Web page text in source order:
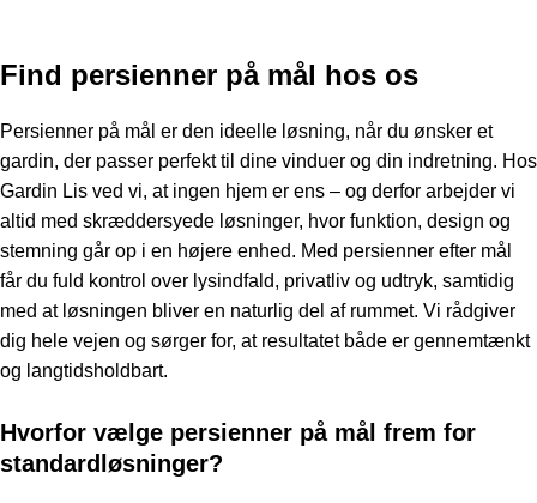
Find persienner på mål hos os
Persienner på mål er den ideelle løsning, når du ønsker et
gardin, der passer perfekt til dine vinduer og din indretning. Hos
Gardin Lis ved vi, at ingen hjem er ens – og derfor arbejder vi
altid med skræddersyede løsninger, hvor funktion, design og
stemning går op i en højere enhed. Med persienner efter mål
får du fuld kontrol over lysindfald, privatliv og udtryk, samtidig
med at løsningen bliver en naturlig del af rummet. Vi rådgiver
dig hele vejen og sørger for, at resultatet både er gennemtænkt
og langtidsholdbart.
Hvorfor vælge persienner på mål frem for
standardløsninger?